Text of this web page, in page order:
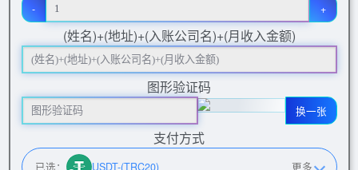
- +
(姓名)+(地址)+(入账公司名)+(月收入金额)
图形验证码
换一张
支付方式
已选： USDT-(TRC20) 更多